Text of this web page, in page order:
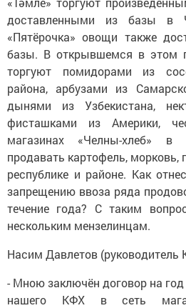
доставленными из базы в
«Пятёрочка» овощи также
базы. В открывшемся в этом
торгуют помидорами из
района, арбузами из
дынями из Узбекистана,
фисташками из Америки,
магазинах «Челны-хлеб» в
продавать картофель, морковь,
республике и районе. Как
запрещению ввоза ряда
течение года? С таким
нескольким мензелинцам.
Насим Давлетов (руководитель
- Мною заключён договор на год
нашего КФХ в сеть